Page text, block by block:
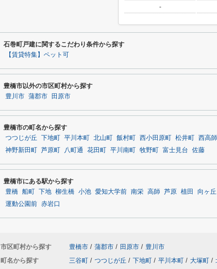
-
石巻町戸建に関するこだわり条件から探す
【賃貸特集】ペット可
豊橋市以外の市区町村から探す
豊川市 蒲郡市 田原市
豊橋市の町名から探す
つつじが丘 下地町 平川本町 北山町 飯村町 西小田原町 松井町 西高師
神野新田町
芦原町 八町通 花田町 平川南町 牧野町 富士見台 佐藤
豊橋市にある駅から探す
豊橋 船町 下地 柳生橋 小池 愛知大学前 南栄 高師 芦原 植田 向ヶ丘
運動公園前 赤岩口
市区町村から探す 豊橋市 / 蒲郡市 / 田原市 / 豊川市
町名から探す
三谷町 / つつじが丘 / 下地町 / 平川本町 / 大塚町 /